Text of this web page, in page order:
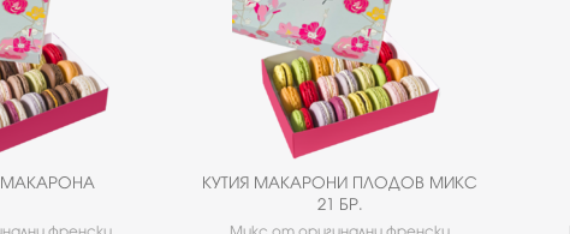
МАКАРОНА
КУТИЯ МАКАРОНИ ПЛОДОВ МИКС
21 БР.